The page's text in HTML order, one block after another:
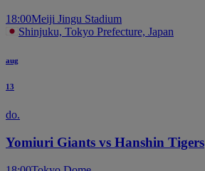
18:00Meiji Jingu Stadium
Shinjuku, Tokyo Prefecture, Japan
aug
13
do.
Yomiuri Giants vs Hanshin Tigers